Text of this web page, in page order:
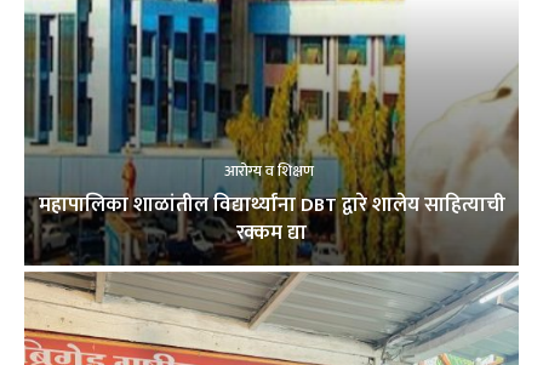
आरोग्य व शिक्षण
महापालिका शाळांतील विद्यार्थ्यांना DBT द्वारे शालेय साहित्याची
रक्कम द्या